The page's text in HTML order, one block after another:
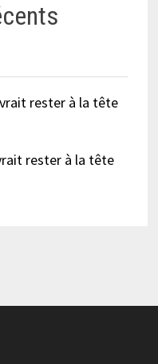
rester à la tête
rester à la tête